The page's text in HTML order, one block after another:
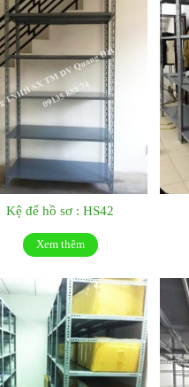
Kệ để hồ sơ : HS42
Xem thêm